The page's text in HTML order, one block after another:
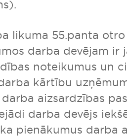
likuma 55.panta
darba devējam ir
noteikumus un
kārtību
aizsardzības
darba devējs
pienākumus darba